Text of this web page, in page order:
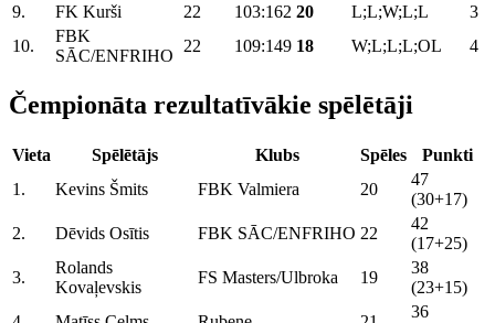
9.
FK Kurši 22 103:162 20 L;L;W;L;L
3
10.
FBK
SĀC/ENFRIHO
22 109:149 18 W;L;L;L;OL 4
Čempionāta rezultatīvākie spēlētāji
Vieta Spēlētājs Klubs Spēles
Punkti
1.
Kevins Šmits FBK Valmiera 20
47
(30+17)
2.
Dēvids Osītis FBK SĀC/ENFRIHO 22
42
(17+25)
3.
Rolands
Kovaļevskis
FS Masters/Ulbroka 19
38
(23+15)
36